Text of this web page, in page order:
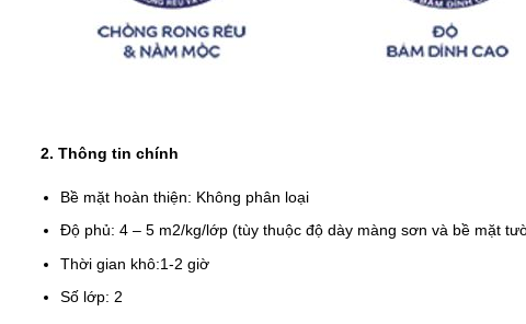
2. Thông tin chính
Bề mặt hoàn thiện: Không phân loại
Độ phủ:4 – 5 m2/kg/lớp (tùy thuộc độ dày màng sơn và bề mặt
Thời gian khô:1-2 giờ
Số lớp: 2